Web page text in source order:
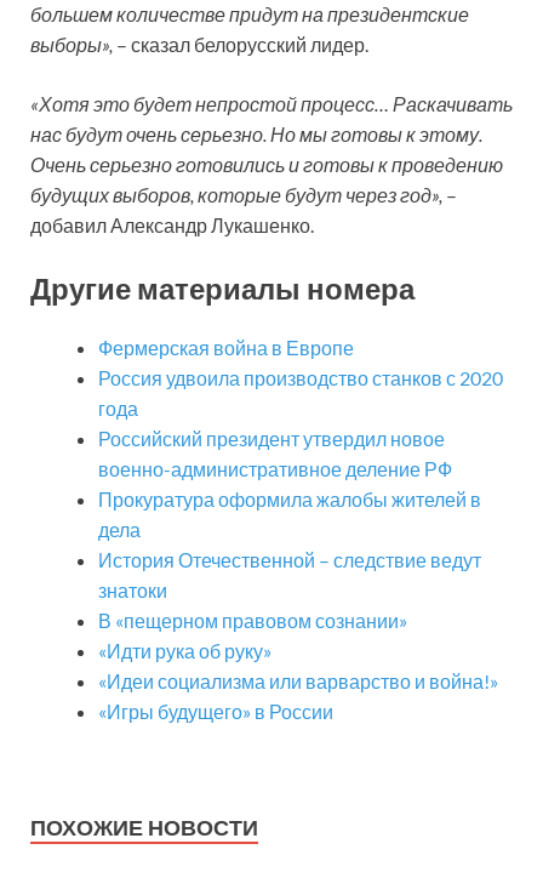
большем количестве придут на президентские
выборы», – сказал белорусский лидер.
«Хотя это будет непростой процесс… Раскачивать
нас будут очень серьезно. Но мы готовы к этому.
Очень серьезно готовились и готовы к проведению
будущих выборов, которые будут через год», –
добавил Александр Лукашенко.
Другие материалы номера
Фермерская война в Европе
Россия удвоила производство станков с 2020
года
Российский президент утвердил новое
военно-административное деление РФ
Прокуратура оформила жалобы жителей в
дела
История Отечественной – следствие ведут
знатоки
В «пещерном правовом сознании»
«Идти рука об руку»
«Идеи социализма или варварство и война!»
«Игры будущего» в России
ПОХОЖИЕ НОВОСТИ